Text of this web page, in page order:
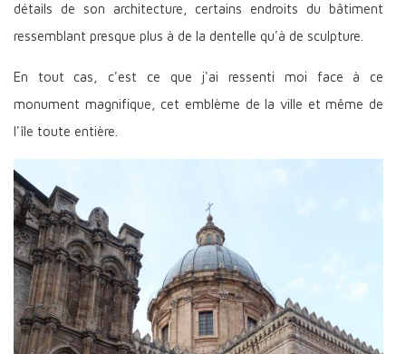
détails de son architecture, certains endroits du bâtiment
ressemblant presque plus à de la dentelle qu'à de sculpture.
En tout cas, c'est ce que j'ai ressenti moi face à ce
monument magnifique, cet emblème de la ville et même de
l'île toute entière.